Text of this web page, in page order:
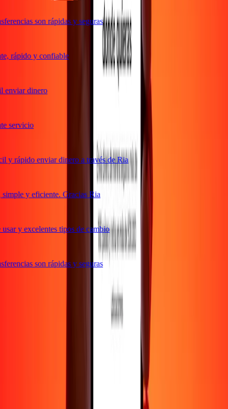
son rápidas y seguras
rápido y confiable
dinero
servicio
rápido enviar dinero a través de Ria
y eficiente. Gracias Ria
y excelentes tipos de cambio
son rápidas y seguras